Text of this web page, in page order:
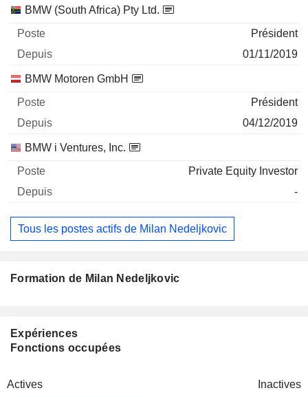
BMW (South Africa) Pty Ltd.
Président
01/11/2019
BMW Motoren GmbH
Président
04/12/2019
BMW i Ventures, Inc.
Private Equity Investor
-
Tous les postes actifs de Milan Nedeljkovic
Formation de Milan Nedeljkovic
Expériences
Fonctions occupées
Actives Inactives